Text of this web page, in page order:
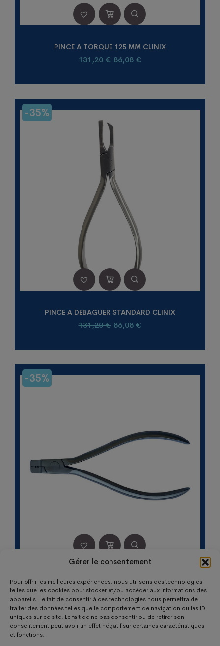
Gérer le consentement
Pour offrir les meilleures expériences, nous utilisons des technologies
telles que les cookies pour stocker et/ou accéder aux informations des
appareils. Le fait de consentir à ces technologies nous permettra de
traiter des données telles que le comportement de navigation ou les ID
uniques sur ce site. Le fait de ne pas consentir ou de retirer son
consentement peut avoir un effet négatif sur certaines caractéristiques
et fonctions.
PINCE A TORQUE 125 MM CLINIX
131,20€ Le
initial
86,08 €
actuel
-35%
PINCE A DEBAGUER STANDARD CLINIX
131,20€ Le
initial
86,08 €
actuel
-35%
PINCE A ARC LINGUAL CLINIX
131,20€Le
prix
initial
était :
86,08€Le
prix
actuel
est :